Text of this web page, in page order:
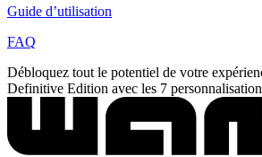
Guide d’utilisation
FAQ
Débloquez tout le potentiel de votre
Definitive Edition avec les 7